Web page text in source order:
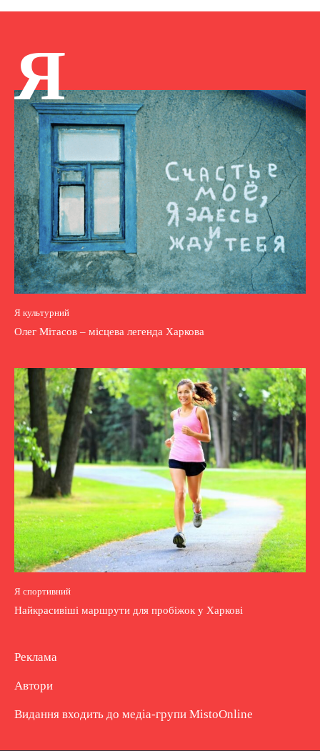
Я
Я культурний
Олег Мітасов – місцева легенда Харкова
Я спортивний
Найкрасивіші маршрути для пробіжок у Харкові
Реклама
Автори
Видання входить до медіа-групи MistoOnline